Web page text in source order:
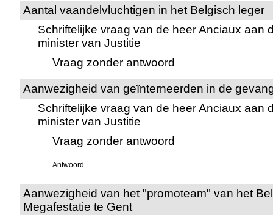
Aantal vaandelvluchtigen in het Belgisch leger
Schriftelijke vraag van de heer Anciaux aan
minister van Justitie
Vraag zonder antwoord
Aanwezigheid van geïnterneerden in de
Schriftelijke vraag van de heer Anciaux aan
minister van Justitie
Vraag zonder antwoord
Antwoord
Aanwezigheid van het "promoteam" van het
Megafestatie te Gent